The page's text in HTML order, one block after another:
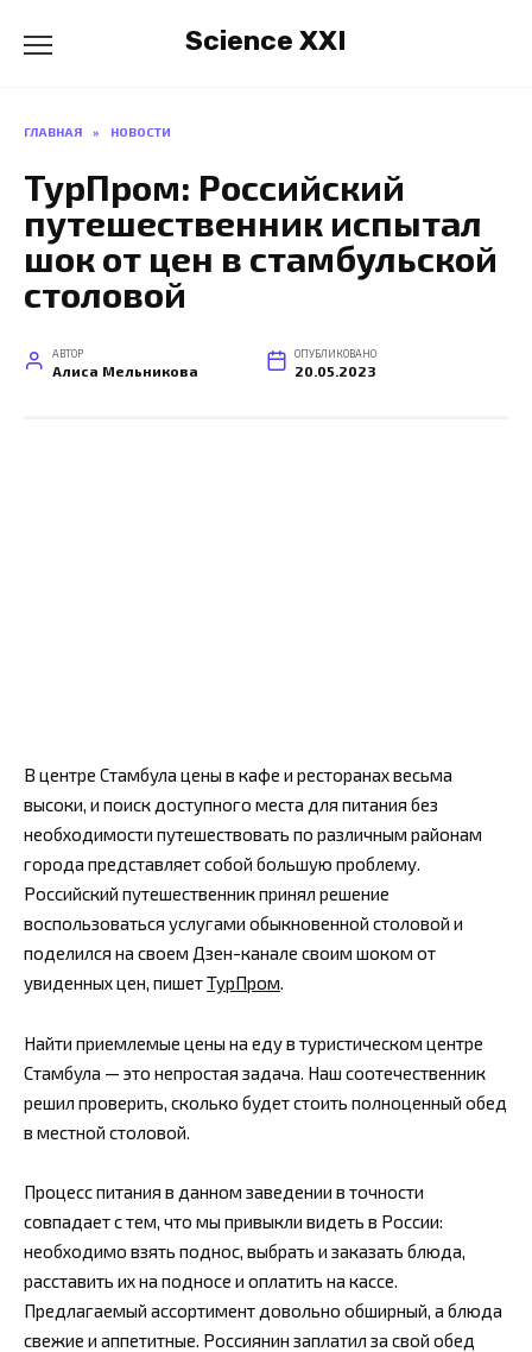
содержанию
Science XXI
ГЛАВНАЯ » НОВОСТИ
ТурПром: Российский
путешественник испытал
шок от цен в стамбульской
столовой
АВТОР
Алиса Мельникова
ОПУБЛИКОВАНО
20.05.2023
В центре Стамбула цены в кафе и ресторанах весьма
высоки, и поиск доступного места для питания без
необходимости путешествовать по различным районам
города представляет собой большую проблему.
Российский путешественник принял решение
воспользоваться услугами обыкновенной столовой и
поделился на своем Дзен-канале своим шоком от
увиденных цен, пишетТурПром.
Найти приемлемые цены на еду в туристическом центре
Стамбула — это непростая задача. Наш соотечественник
решил проверить, сколько будет стоить полноценный обед
в местной столовой.
Процесс питания в данном заведении в точности
совпадает с тем, что мы привыкли видеть в России:
необходимо взять поднос, выбрать и заказать блюда,
расставить их на подносе и оплатить на кассе.
Предлагаемый ассортимент довольно обширный, а блюда
свежие и аппетитные. Россиянин заплатил за свой обед